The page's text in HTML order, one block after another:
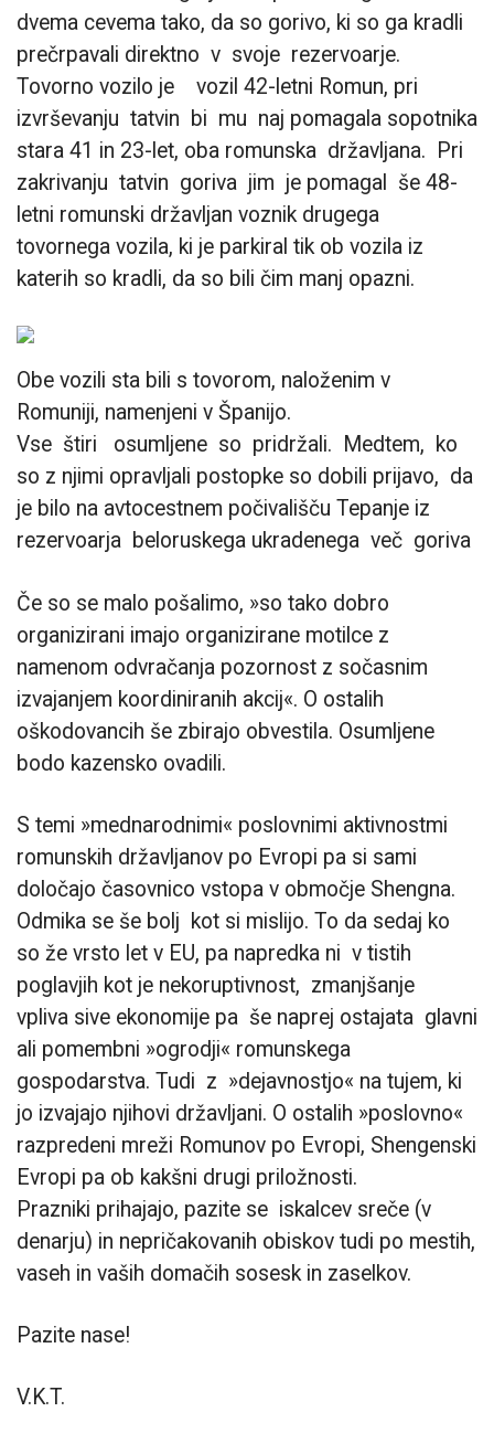
dvema cevema tako, da so gorivo, ki so ga kradli
prečrpavali direktno v svoje rezervoarje.
Tovorno vozilo je vozil 42-letni Romun, pri
izvrševanju tatvin bi mu naj pomagala sopotnika
stara 41 in 23-let, oba romunska državljana. Pri
zakrivanju tatvin goriva jim je pomagal še 48-
letni romunski državljan voznik drugega
tovornega vozila, ki je parkiral tik ob vozila iz
katerih so kradli, da so bili čim manj opazni.
Obe vozili sta bili s tovorom, naloženim v
Romuniji, namenjeni v Španijo.
Vse štiri osumljene so pridržali. Medtem, ko
so z njimi opravljali postopke so dobili prijavo, da
je bilo na avtocestnem počivališču Tepanje iz
rezervoarja beloruskega ukradenega več goriva
Če so se malo pošalimo, »so tako dobro
organizirani imajo organizirane motilce z
namenom odvračanja pozornost z sočasnim
izvajanjem koordiniranih akcij«. O ostalih
oškodovancih še zbirajo obvestila. Osumljene
bodo kazensko ovadili.
S temi »mednarodnimi« poslovnimi aktivnostmi
romunskih državljanov po Evropi pa si sami
določajo časovnico vstopa v območje Shengna.
Odmika se še bolj kot si mislijo. To da sedaj ko
so že vrsto let v EU, pa napredka ni v tistih
poglavjih kot je nekoruptivnost, zmanjšanje
vpliva sive ekonomije pa še naprej ostajata glavni
ali pomembni »ogrodji« romunskega
gospodarstva. Tudi z »dejavnostjo« na tujem, ki
jo izvajajo njihovi državljani. O ostalih »poslovno«
razpredeni mreži Romunov po Evropi, Shengenski
Evropi pa ob kakšni drugi priložnosti.
Prazniki prihajajo, pazite se iskalcev sreče (v
denarju) in nepričakovanih obiskov tudi po mestih,
vaseh in vaših domačih sosesk in zaselkov.
Pazite nase!
V.K.T.